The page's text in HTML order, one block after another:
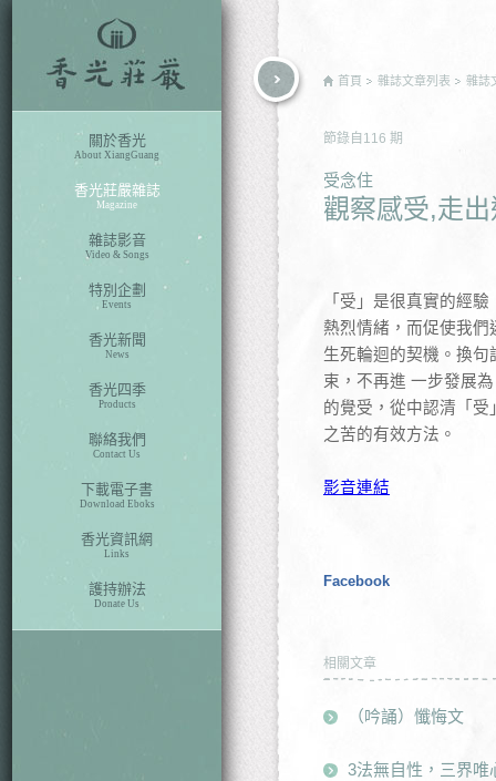
關於香光
About XiangGuang
香光莊嚴雜誌
Magazine
雜誌影音
Video & Songs
特別企劃
Events
香光新聞
News
香光四季
Products
聯絡我們
Contact Us
下載電子書
Download Eboks
香光資訊網
Links
護持辦法
Donate Us
首頁 雜誌文章列表 雜誌
節錄自 116 期
受念住
觀察感受,走
「受」是很真實的經驗
熱烈情緒 ， 而促使我們
生死輪迴的契機。換句
束 ， 不再進 一步發展
的覺受 ， 從中認清「受
之苦的有效方法。
影音連結
Facebook
相關文章
（吟誦）懺悔文
3法無自性，三界唯